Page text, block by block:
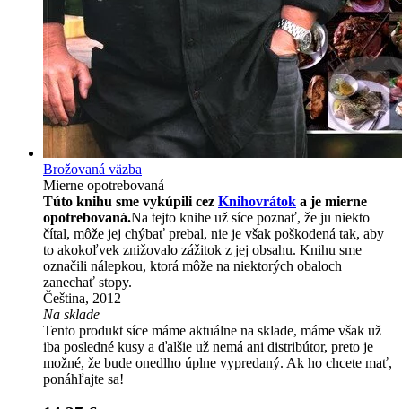
Brožovaná väzba
Mierne opotrebovaná
Túto knihu sme vykúpili cez Knihovrátok a je mierne
opotrebovaná.Na tejto knihe už síce poznať, že ju niekto
čítal, môže jej chýbať prebal, nie je však poškodená tak, aby
to akokoľvek znižovalo zážitok z jej obsahu. Knihu sme
označili nálepkou, ktorá môže na niektorých obaloch
zanechať stopy.
Čeština, 2012
Na sklade
Tento produkt síce máme aktuálne na sklade, máme však už
iba posledné kusy a ďalšie už nemá ani distribútor, preto je
možné, že bude onedlho úplne vypredaný. Ak ho chcete mať,
ponáhľajte sa!